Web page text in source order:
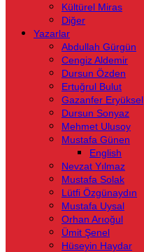
Kültürel Miras
Diğer
Yazarlar
Abdullah Gürgün
Cengiz Aldemir
Dursun Özden
Ertuğrul Bulut
Gazanfer Eryüksel
Dursun Sonyaz
Mehmet Ulusoy
Mustafa Günen
English
Nevzat Yılmaz
Mustafa Solak
Lütfi Özgünaydın
Mustafa Uysal
Orhan Arıoğul
Ümit Şenel
Hüseyin Haydar